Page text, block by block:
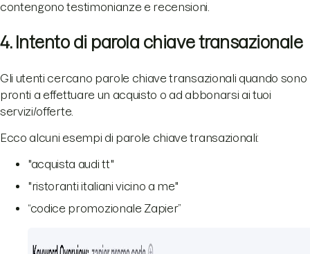
contengono testimonianze e recensioni.
4. Intento di parola chiave transazionale
Gli utenti cercano parole chiave transazionali quando sono
pronti a effettuare un acquisto o ad abbonarsi ai tuoi
servizi/offerte.
Ecco alcuni esempi di parole chiave transazionali:
"acquista audi tt"
"ristoranti italiani vicino a me"
“codice promozionale Zapier”